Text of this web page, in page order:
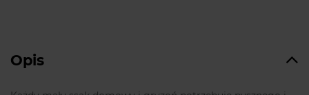
Opis